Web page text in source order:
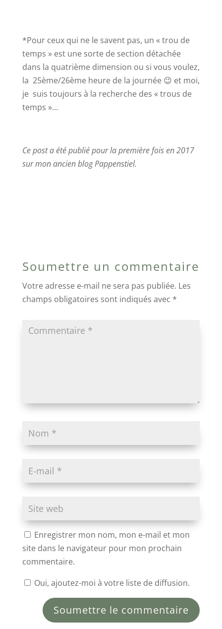
*Pour ceux qui ne le savent pas, un « trou de
temps » est une sorte de section détachée
dans la quatrième dimension ou si vous voulez,
la 25ème/26ème heure de la journée 😉 et moi,
je suis toujours à la recherche des « trous de
temps »…
Ce post a été publié pour la première fois en 2017
sur mon ancien blog Pappenstiel.
Soumettre un commentaire
Votre adresse e-mail ne sera pas publiée. Les
champs obligatoires sont indiqués avec *
Enregistrer mon nom, mon e-mail et mon
site dans le navigateur pour mon prochain
commentaire.
Oui, ajoutez-moi à votre liste de diffusion.
Soumettre le commentaire